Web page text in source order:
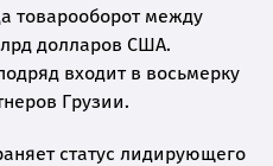
товарооборот между
долларов США.
входит в восьмерку
Грузии.
статус лидирующего